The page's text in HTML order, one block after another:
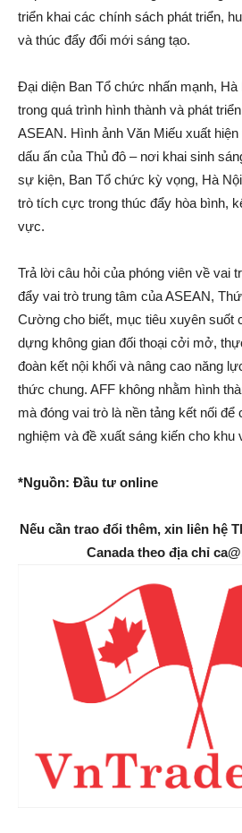
triển khai các chính sách phát triển,
và thúc đẩy đổi mới sáng tạo.
Đại diện Ban Tổ chức nhấn mạnh,
trong quá trình hình thành và phát
ASEAN. Hình ảnh Văn Miếu xuất hiện
dấu ấn của Thủ đô – nơi khai sinh
sự kiện, Ban Tổ chức kỳ vọng, Hà
trò tích cực trong thúc đẩy hòa bình,
vực.
Trả lời câu hỏi của phóng viên về vai
đẩy vai trò trung tâm của ASEAN,
Cường cho biết, mục tiêu xuyên suốt
dựng không gian đối thoại cởi mở,
đoàn kết nội khối và nâng cao năng
thức chung. AFF không nhằm hình
mà đóng vai trò là nền tảng kết nối
nghiệm và đề xuất sáng kiến cho khu
*Nguồn: Đầu tư online
Nếu cần trao đổi thêm, xin liên hệ
Canada theo địa chỉ